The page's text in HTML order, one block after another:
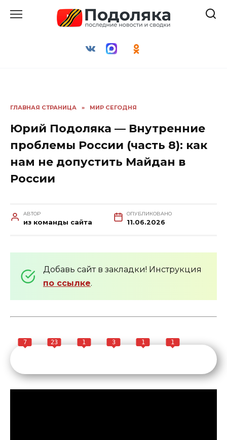
ГЛАВНАЯ СТРАНИЦА » МИР СЕГОДНЯ
Юрий Подоляка — Внутренние
проблемы России (часть 8): как
нам не допустить Майдан в
России
АВТОР
из команды сайта
ОПУБЛИКОВАНО
11.06.2026
Добавь сайт в закладки! Инструкция
по ссылке.
7 23 1 3 1 1